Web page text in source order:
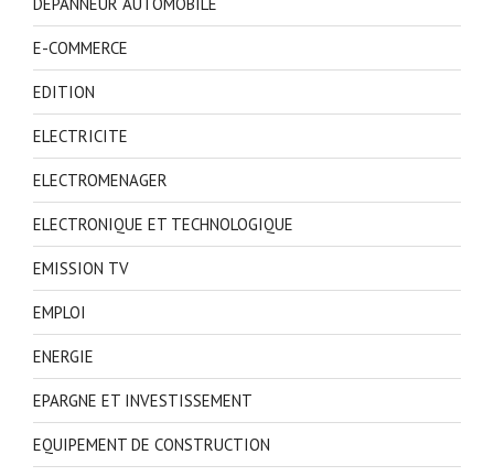
E-COMMERCE
EDITION
ELECTRICITE
ELECTROMENAGER
ELECTRONIQUE ET TECHNOLOGIQUE
EMISSION TV
EMPLOI
ENERGIE
EPARGNE ET INVESTISSEMENT
EQUIPEMENT DE CONSTRUCTION